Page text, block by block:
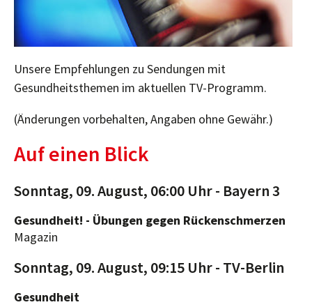
Unsere Empfehlungen zu Sendungen mit
Gesundheitsthemen im aktuellen TV-Programm.
(Änderungen vorbehalten, Angaben ohne Gewähr.)
Auf einen Blick
Sonntag, 09. August, 06:00 Uhr - Bayern 3
Gesundheit! - Übungen gegen Rückenschmerzen
Magazin
Sonntag, 09. August, 09:15 Uhr - TV-Berlin
Gesundheit